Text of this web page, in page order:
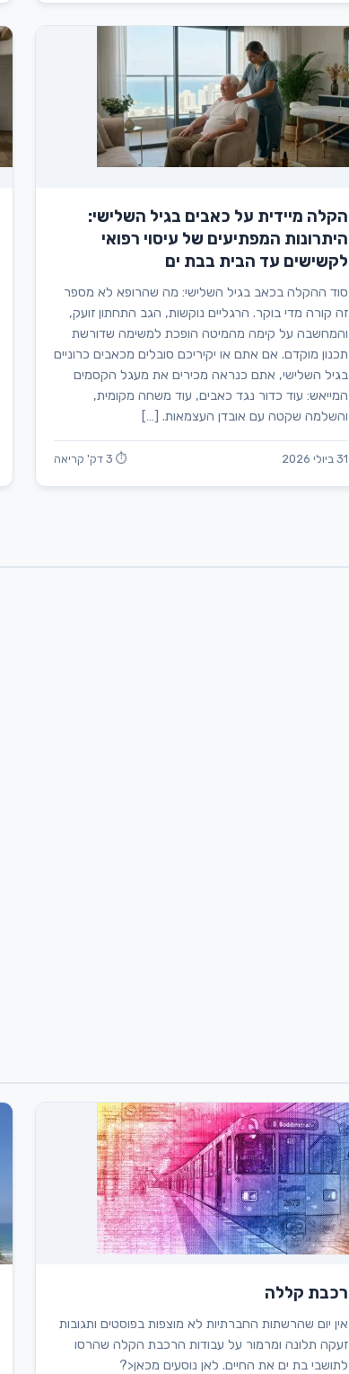
הקלה מיידית על כאבים בגיל השלישי:
היתרונות המפתיעים של עיסוי רפואי
לקשישים עד הבית בבת ים
סוד ההקלה בכאב בגיל השלישי: מה שהרופא לא מספר
זה קורה מדי בוקר. הרגליים נוקשות, הגב התחתון זועק,
והמחשבה על קימה מהמיטה הופכת למשימה שדורשת
תכנון מוקדם. אם אתם או יקיריכם סובלים מכאבים כרוניים
בגיל השלישי, אתם כנראה מכירים את מעגל הקסמים
המייאש: עוד כדור נגד כאבים, עוד משחה מקומית,
והשלמה שקטה עם אובדן העצמאות. […]
31 ביולי 2026 ⏱ 3 דק' קריאה
רכבת קללה
אין יום שהרשתות החברתיות לא מוצפות בפוסטים ותגובות
זעקה תלונה ומרמור על עבודות הרכבת הקלה שהרסו
לתושבי בת ים את החיים. לאן נוסעים מכאן<?